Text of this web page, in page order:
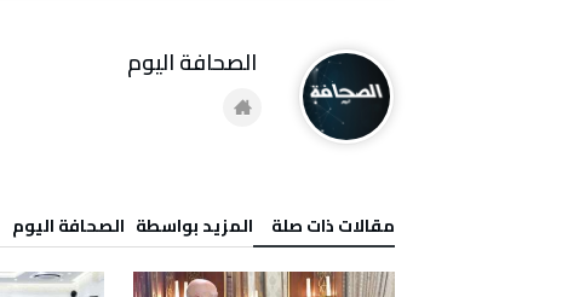
‫مقالات ذات صلة‬ ‫‫المزيد بواسطة‬ ‬ ‭ ‬الصحافة‭ ‬اليوم